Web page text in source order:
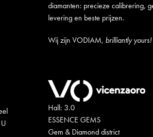
diamanten: precieze calibrering,
levering en beste prijzen.
Wij zijn VODIAM, brilliantly yours!
Hall: 3.0
ESSENCE GEMS
Gem & Diamond district